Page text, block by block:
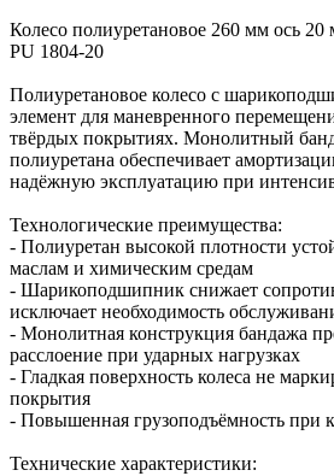
Колесо полиуретановое 260 мм ось
PU 1804-20
Полиуретановое колесо с
элемент для маневренного
твёрдых покрытиях. Монолитный
полиуретана обеспечивает
надёжную эксплуатацию при
Технологические преимущества:
- Полиуретан высокой плотности
маслам и химическим средам
- Шарикоподшипник снижает
исключает необходимость
- Монолитная конструкция бандажа
расслоение при ударных нагрузках
- Гладкая поверхность колеса не
покрытия
- Повышенная грузоподъёмность при
Технические характеристики: